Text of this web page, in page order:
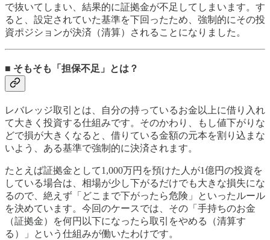
で抜いてしまい、結果的に証拠金が不足してしまいます。す
ると、設定されていた基準を下回ったため、強制的にその投
資ポジションが決済（清算）されることになりました。
■ そもそも「担保不足」とは？
レバレッジ取引とは、自分の持っているお金以上に借り入れ
て大きく投資する仕組みです。そのかわり、もし値下がりな
どで損が大きくなると、借りている金額の元本を割り込まな
いよう、ある基準で強制的に決済されます。
たとえば証拠金として1,000万円を預けた人が1億円の投資を
している場合は、相場が少し下がるだけでも大きな損失にな
るので、絶えず「どこまで下がったら危険」といったルール
を決めています。今回のケースでは、その「手持ちのお金
（証拠金）を何円以下になったら取引をやめる（清算す
る）」という仕組みが働いたわけです。